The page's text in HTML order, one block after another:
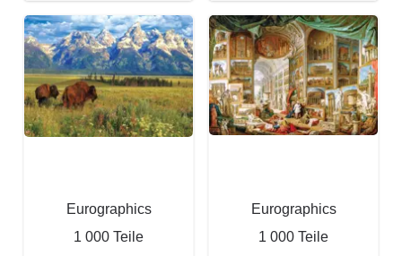
Eurographics
1 000 Teile
Eurographics
1 000 Teile